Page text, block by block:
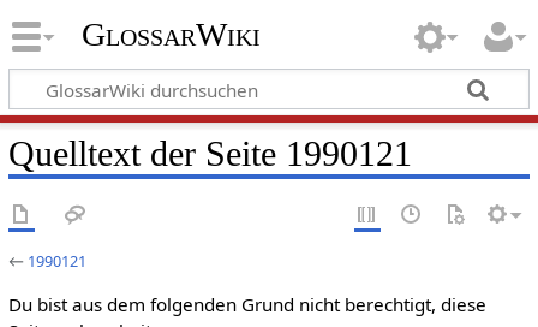
GlossarWiki
Quelltext der Seite 1990121
← 1990121
Du bist aus dem folgenden Grund nicht berechtigt, diese